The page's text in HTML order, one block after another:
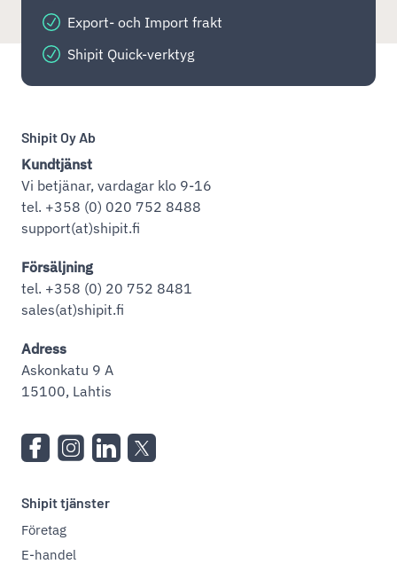
Export- och Import frakt
Shipit Quick-verktyg
Shipit Oy Ab
Kundtjänst
Vi betjänar, vardagar klo 9-16
tel. +358 (0) 020 752 8488
support(at)shipit.fi
Försäljning
tel. +358 (0) 20 752 8481
sales(at)shipit.fi
Adress
Askonkatu 9 A
15100, Lahtis
Shipit tjänster
Företag
E-handel